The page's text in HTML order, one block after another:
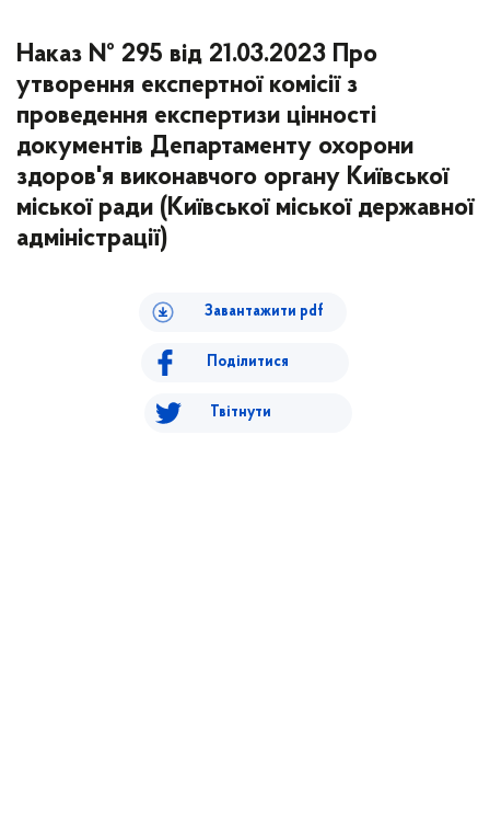
Наказ № 295 від 21.03.2023 Про
утворення експертної комісії з
проведення експертизи цінності
документів Департаменту охорони
здоров'я виконавчого органу Київської
міської ради (Київської міської державної
адміністрації)
Завантажити pdf
Поділитися
Твітнути